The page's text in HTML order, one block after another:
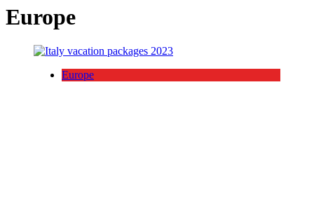
Europe
Europe